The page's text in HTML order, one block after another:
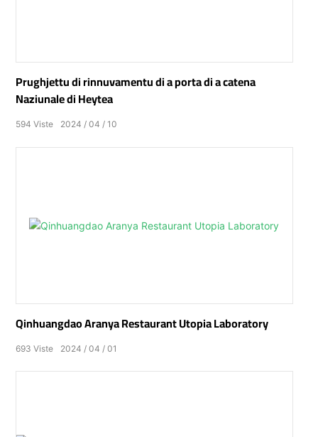
Prughjettu di rinnuvamentu di a porta di a catena
Naziunale di Heytea
2024 04 10
594 Viste
Qinhuangdao Aranya Restaurant Utopia Laboratory
2024 04 01
693 Viste